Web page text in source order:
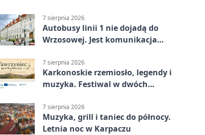
7 sierpnia 2026
Autobusy linii 1 nie dojadą do
Wrzosowej. Jest komunikacja
7 sierpnia 2026
Karkonoskie rzemiosło, legendy i
muzyka. Festiwal w dwóch
7 sierpnia 2026
Muzyka, grill i taniec do północy.
Letnia noc w Karpaczu